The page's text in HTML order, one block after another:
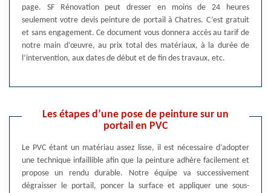
page. SF Rénovation peut dresser en moins de 24 heures
seulement votre devis peinture de portail à Chatres. C’est gratuit
et sans engagement. Ce document vous donnera accès au tarif de
notre main d’œuvre, au prix total des matériaux, à la durée de
l’intervention, aux dates de début et de fin des travaux, etc.
Les étapes d’une pose de peinture sur un
portail en PVC
Le PVC étant un matériau assez lisse, il est nécessaire d’adopter
une technique infaillible afin que la peinture adhère facilement et
propose un rendu durable. Notre équipe va successivement
dégraisser le portail, poncer la surface et appliquer une sous-